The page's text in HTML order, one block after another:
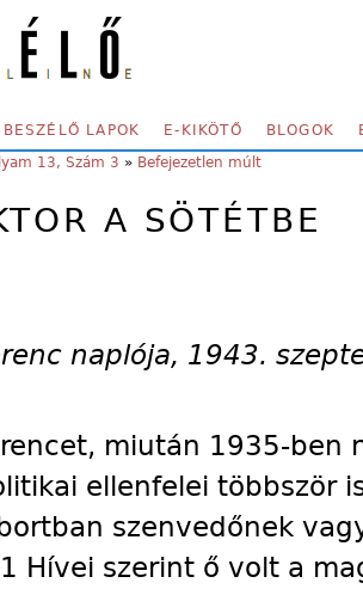
BESZÉLŐ LAPOK E-KIKÖTŐ BLOGOK
13, Szám 3 » Befejezetlen múlt
A SÖTÉTBE
naplója, 1943.
miután 1935-
ellenfelei többször
szenvedőnek
Hívei szerint ő volt a